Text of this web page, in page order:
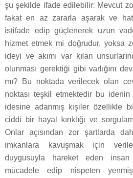
şu şekilde ifade edilebilir: Mevcut
fakat en az zararla aşarak ve
istifade edip güçlenerek uzun
hizmet etmek mi doğrudur, yoksa
ideyi ve akımı var kılan
olunması gerektiği gibi varlığını
mı? Bu noktada verilecek olan
noktası teşkil etmektedir bu idenin
idesine adanmış kişiler özellikle
ciddi bir hayal kırıklığı ve
Onlar açısından zor şartlarda
imkanlara kavuşmak için
duygusuyla hareket eden
mücadele edip nispeten